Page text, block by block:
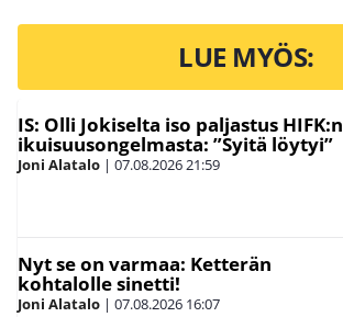
LUE MYÖS:
IS: Olli Jokiselta iso paljastus HIFK:n
ikuisuusongelmasta: ”Syitä löytyi”
Joni Alatalo | 07.08.202621:59
Nyt se on varmaa: Ketterän
kohtalolle sinetti!
Joni Alatalo | 07.08.2026 16:07